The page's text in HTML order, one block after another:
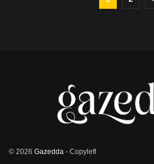
© 2026 Gazedda - Copyleft